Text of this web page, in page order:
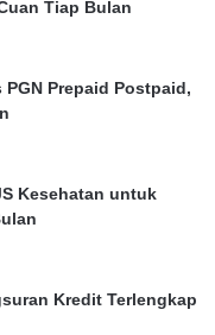
Tiap Bulan
Prepaid Postpaid,
Kesehatan untuk
Kredit Terlengkap